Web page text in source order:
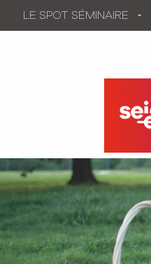
LE SPOT SÉMINAIRE